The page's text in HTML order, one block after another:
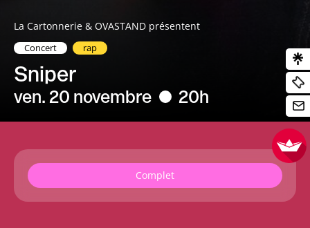
La Cartonnerie & OVASTAND présentent
Concert rap
Sniper
ven. 20 novembre 20h
Complet